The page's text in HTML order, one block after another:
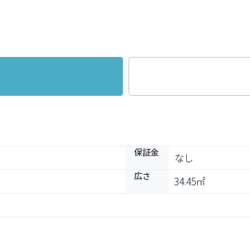
保証金 なし
広さ 34.45㎡